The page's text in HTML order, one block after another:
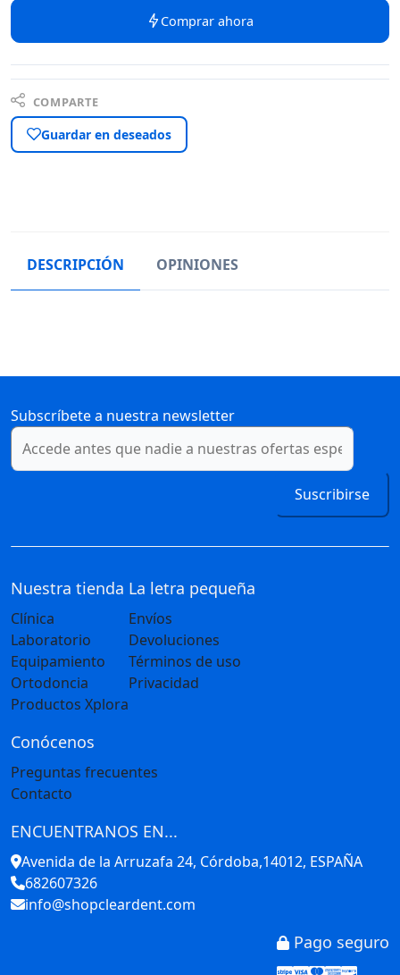
Comprar ahora
COMPARTE
Guardar en deseados
DESCRIPCIÓN OPINIONES
Subscríbete a nuestra newsletter
Suscribirse
Nuestra tienda
Clínica
Laboratorio
Equipamiento
Ortodoncia
Productos Xplora
La letra pequeña
Envíos
Devoluciones
Términos de uso
Privacidad
Conócenos
Preguntas frecuentes
Contacto
ENCUENTRANOS EN...
Avenida de la Arruzafa 24, Córdoba,14012, ESPAÑA
682607326
info@shopcleardent.com
Pago seguro